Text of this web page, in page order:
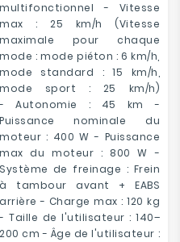
multifonctionnel - Vitesse
max : 25 km/h (Vitesse
maximale pour chaque
mode : mode piéton : 6 km/h,
mode standard : 15 km/h,
mode sport : 25 km/h)
- Autonomie : 45 km -
Puissance nominale du
moteur : 400 W - Puissance
max du moteur : 800 W -
Système de freinage : Frein
à tambour avant + EABS
arrière - Charge max : 120 kg
- Taille de l'utilisateur : 140–
200 cm - Âge de l'utilisateur :